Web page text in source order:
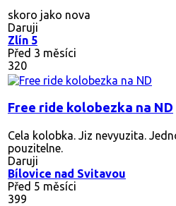
skoro jako nova
Daruji
Zlín 5
Před 3 měsíci
320
Free ride kolobezka na ND
Cela kolobka. Jiz nevyuzita.
pouzitelne.
Daruji
Bílovice nad Svitavou
Před 5 měsíci
399